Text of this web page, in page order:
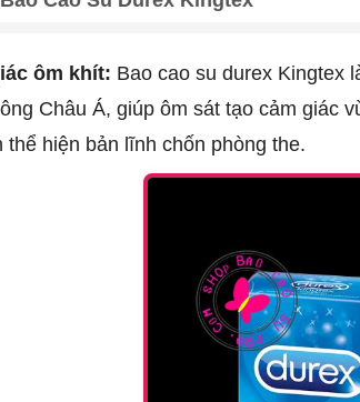
ôm khít: Bao cao su durex Kingtex
Châu Á, giúp ôm sát tạo cảm giác
hiện bản lĩnh chốn phòng the.